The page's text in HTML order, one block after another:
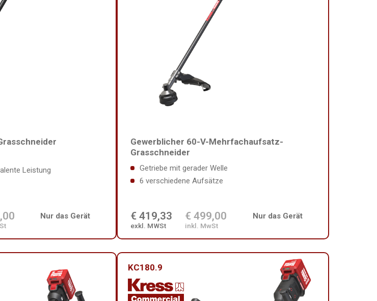
Leistung
Nur das Gerät
Gewerblicher 60-V-Mehrfachaufsatz-
Grasschneider
Getriebe mit gerader Welle
6 verschiedene Aufsätze
€ 419,33
exkl. MWSt
€ 499,00
inkl. MwSt
Nur das Gerät
KC180.9